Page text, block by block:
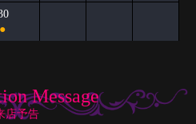
●
Message
店予告